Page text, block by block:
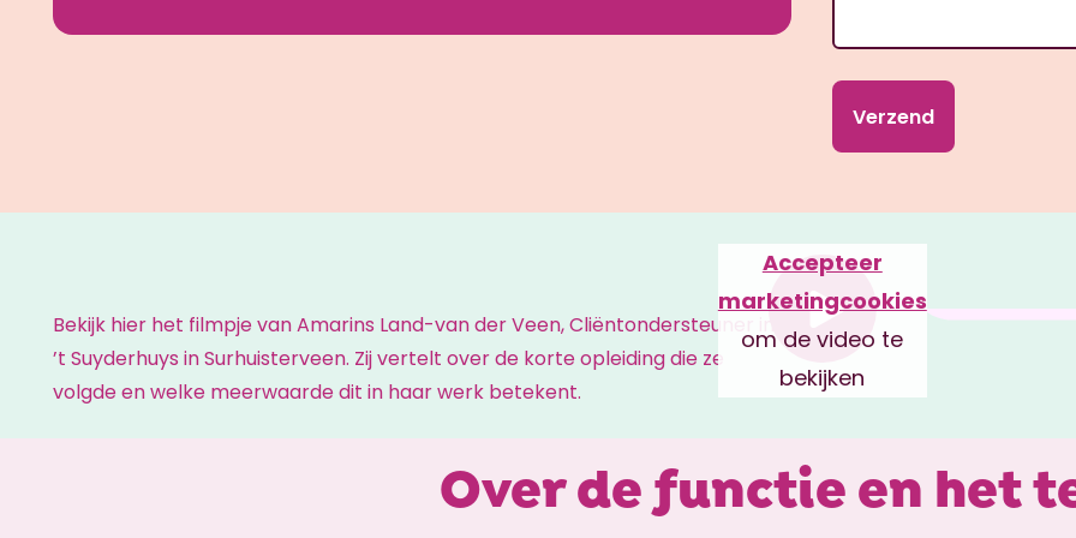
Bekijk hier het filmpje van Amarins Land-van der Veen, Cliëntondersteuner in
’t Suyderhuys in Surhuisterveen. Zij vertelt over de korte opleiding die ze
volgde en welke meerwaarde dit in haar werk betekent.
Accepteer
marketingcookies
om de video te
bekijken
Over de functie en het